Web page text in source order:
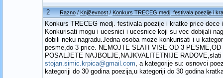
2 Razno/Književnost/Konkurs TRECEG medj. festivala poezije i
Konkurs TRECEG medj. festivala poezije i kratke price
Konkurisati mogu i ucesnici i ucesnice koji su vec dobijali
dobili neku nagradu.Jedna osoba moze konkurisati i u
pesme,do 3 price. NEMOJTE SLATI VISE OD 3
POSALJETE NAJBOLJE,NAJKVALITETNIJE
stojan.simic.krpica@gmail.com, a kategorije su: osnovci
kategoriji do 30 godina poezija,u kategoriji do 30 godina